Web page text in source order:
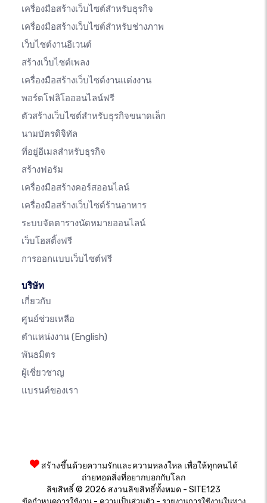
เครื่องมือสร้างเว็บไซต์สำหรับธุรกิจ
เครื่องมือสร้างเว็บไซต์สำหรับช่างภาพ
เว็บไซต์งานอีเวนต์
สร้างเว็บไซต์เพลง
เครื่องมือสร้างเว็บไซต์งานแต่งงาน
พอร์ตโฟลิโอออนไลน์ฟรี
ตัวสร้างเว็บไซต์สำหรับธุรกิจขนาดเล็ก
นามบัตรดิจิทัล
ที่อยู่อีเมลสำหรับธุรกิจ
สร้างฟอรัม
เครื่องมือสร้างคอร์สออนไลน์
เครื่องมือสร้างเว็บไซต์ร้านอาหาร
ระบบจัดตารางนัดหมายออนไลน์
เว็บโฮสติ้งฟรี
การออกแบบเว็บไซต์ฟรี
บริษัท
เกี่ยวกับ
ศูนย์ช่วยเหลือ
ตำแหน่งงาน (English)
พันธมิตร
ผู้เชี่ยวชาญ
แบรนด์ของเรา
สร้างขึ้นด้วยความรักและความหลงใหล เพื่อให้ทุกคนได้
ถ่ายทอดสิ่งที่อยากบอกกับโลก
ลิขสิทธิ์ © 2026 สงวนลิขสิทธิ์ทั้งหมด - SITE123